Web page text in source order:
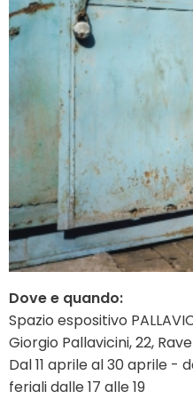
Dove e quando:
Spazio espositivo
Giorgio Pallavicini, 22,
Dal 11 aprile al 30 aprile -
feriali dalle 17 alle 19